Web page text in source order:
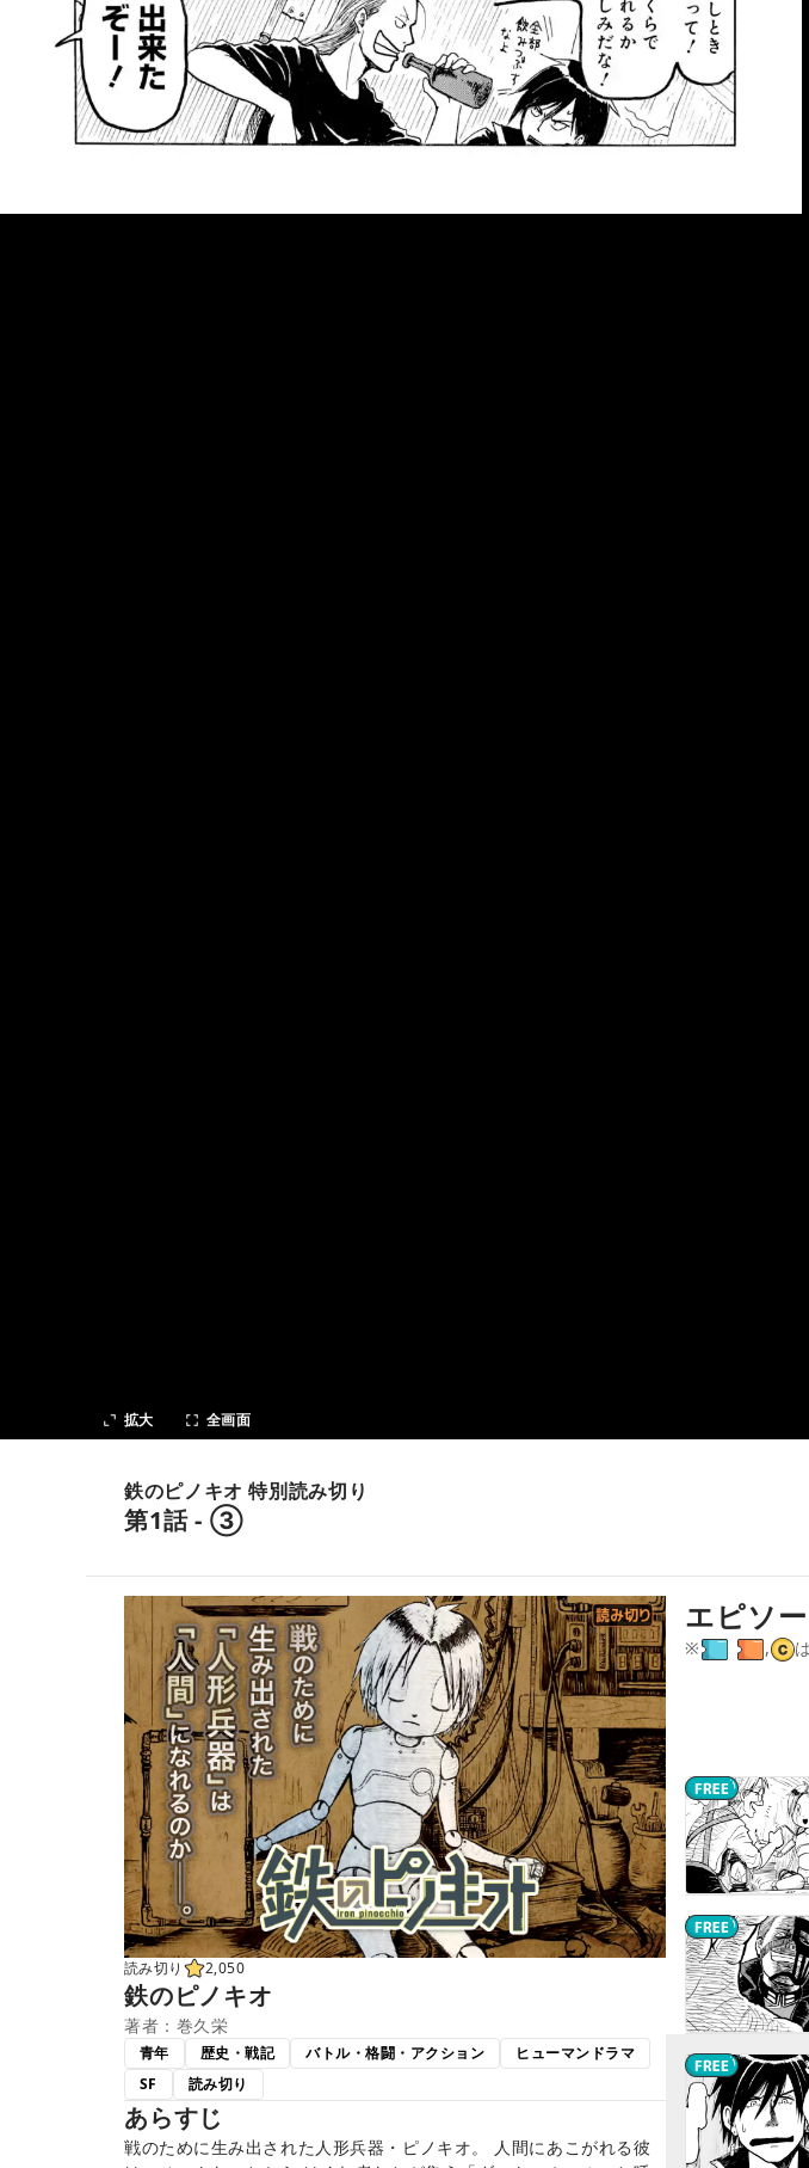
次の話
拡大 全画面
鉄のピノキオ 特別読み切り
第1話 - ③
読み切り 2,050
鉄のピノキオ
著者：巻久栄
青年 歴史・戦記 バトル・格闘・アクション
ヒューマンドラマ
SF
読み切り
あらすじ
戦のために生み出された人形兵器・ピノキオ。 人間にあこがれる彼
エピソ
※ ,